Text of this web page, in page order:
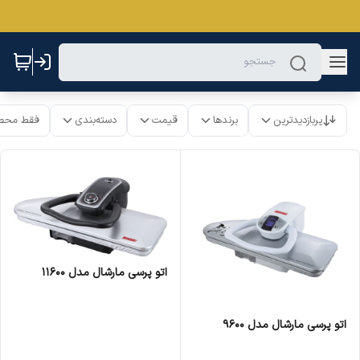
پربازدیدترین برندها قیمت دسته‌بندی فقط
اتو پرسی مارشال مدل 9600
اتو پرسی مارشال مدل 11600